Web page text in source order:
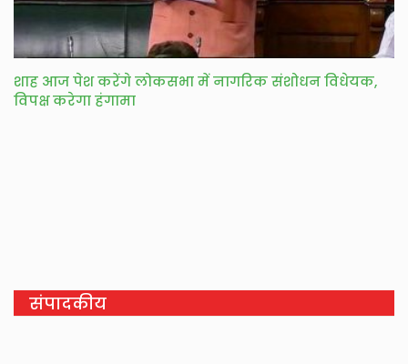
शाह आज पेश करेंगे लोकसभा में नागरिक संशोधन विधेयक,
विपक्ष करेगा हंगामा
संपादकीय